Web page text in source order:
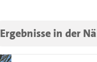
Ergebnisse in der